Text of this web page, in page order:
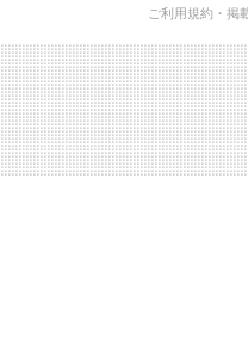
別会員開催
展・参加
"LINK-BioBAY TOKYO"？
(News Letter)
コラム
ュース・事業紹介
ベント
LINK-J WEST
容
本橋エリアについて
し込み
予約
ご利用規約・掲